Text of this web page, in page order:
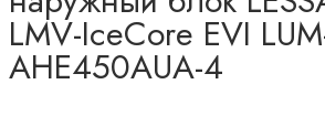
LMV-IceCore EVI
AHE450AUA-4